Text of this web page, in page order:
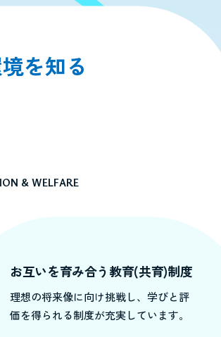
を知る
& WELFARE
お互いを育み合う教育(共育)制度
理想の将来像に向け挑戦し、学びと評
価を得られる制度が充実しています。